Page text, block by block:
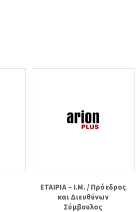
ΕΤΑΙΡΙΑ – Ι.Μ. / Πρόεδρος
και Διευθύνων
Σύμβουλος